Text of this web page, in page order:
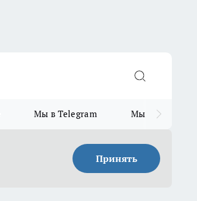
Мы в Telegram Мы в MAX
Принять